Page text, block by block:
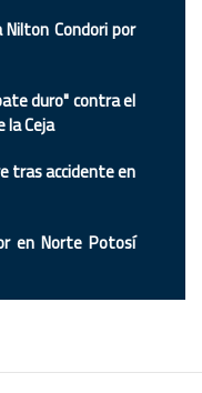
Condori por
duro" contra el
Ceja
tras accidente en
en Norte Potosí